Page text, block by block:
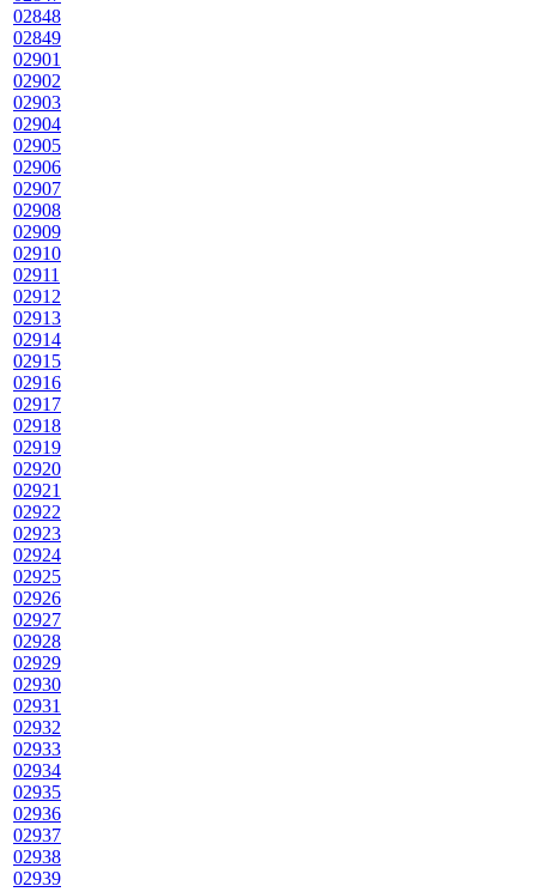
02848
02849
02901
02902
02903
02904
02905
02906
02907
02908
02909
02910
02911
02912
02913
02914
02915
02916
02917
02918
02919
02920
02921
02922
02923
02924
02925
02926
02927
02928
02929
02930
02931
02932
02933
02934
02935
02936
02937
02938
02939